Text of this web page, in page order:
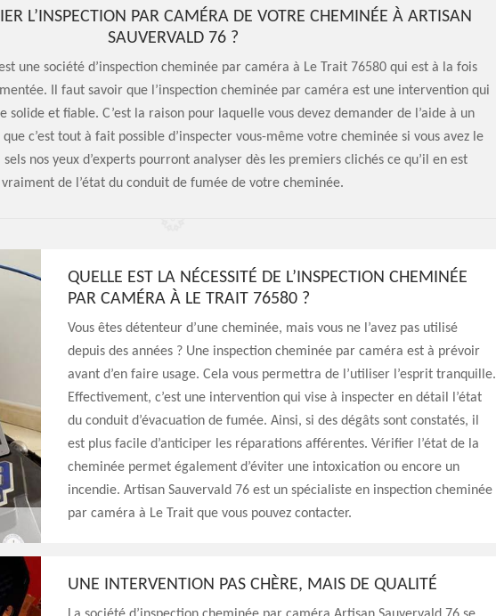
L’INSPECTION PAR CAMÉRA DE VOTRE CHEMINÉE À ARTISAN
SAUVERVALD 76 ?
une société d’inspection cheminée par caméra à Le Trait 76580 qui est à la fois
Il faut savoir que l’inspection cheminée par caméra est une intervention qui
solide et fiable. C’est la raison pour laquelle vous devez demander de l’aide à un
c’est tout à fait possible d’inspecter vous-même votre cheminée si vous avez le
nos yeux d’experts pourront analyser dès les premiers clichés ce qu’il en est
vraiment de l’état du conduit de fumée de votre cheminée.
QUELLE EST LA NÉCESSITÉ DE L’INSPECTION CHEMINÉE
PAR CAMÉRA À LE TRAIT 76580 ?
Vous êtes détenteur d’une cheminée, mais vous ne l’avez pas utilisé
depuis des années ? Une inspection cheminée par caméra est à prévoir
avant d’en faire usage. Cela vous permettra de l’utiliser l’esprit tranquille.
Effectivement, c’est une intervention qui vise à inspecter en détail l’état
du conduit d’évacuation de fumée. Ainsi, si des dégâts sont constatés, il
est plus facile d’anticiper les réparations afférentes. Vérifier l’état de la
cheminée permet également d’éviter une intoxication ou encore un
incendie. Artisan Sauvervald 76 est un spécialiste en inspection cheminée
par caméra à Le Trait que vous pouvez contacter.
UNE INTERVENTION PAS CHÈRE, MAIS DE QUALITÉ